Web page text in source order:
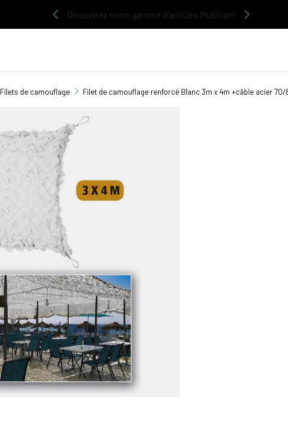
Découvrez notre gamme d'articles Multicam
Filets de camouflage Filet de camouflage renforcé Blanc 3m x 4m +câble acier